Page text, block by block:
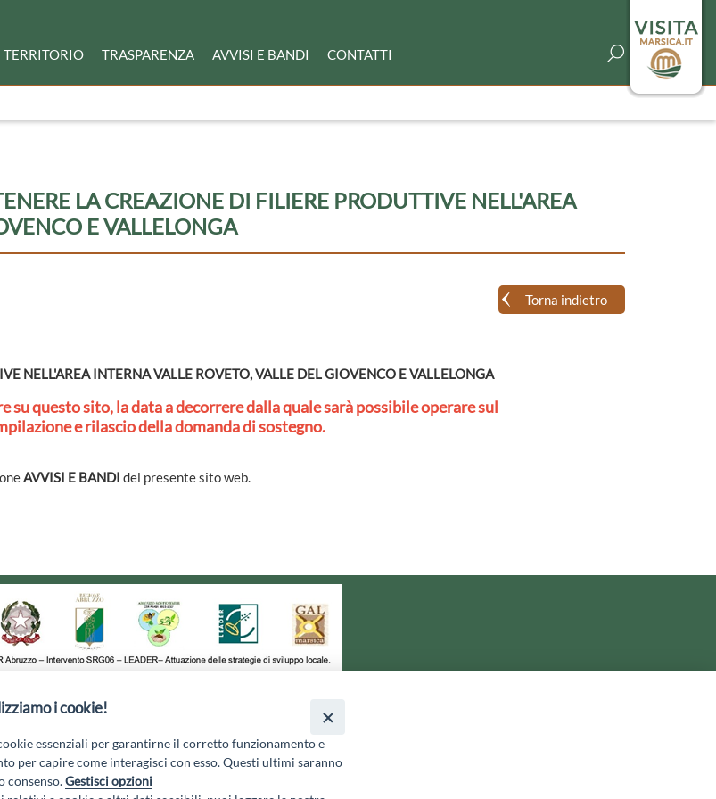
TERRITORIO TRASPARENZA AVVISI E BANDI CONTATTI
LA CREAZIONE DI FILIERE PRODUTTIVE NELL'AREA
E VALLELONGA
Torna indietro
NELL'AREA INTERNA VALLE ROVETO, VALLE DEL GIOVENCO E VALLELONGA
questo sito, la data a decorrere dalla quale sarà possibile operare sul
e rilascio della domanda di sostegno.
AVVISI E BANDI del presente sito web.
gal@marsica.it
Privacy Policy|
i cookie!
essenziali per garantirne il corretto funzionamento e
per capire come interagisci con esso. Questi ultimi saranno
consenso.Gestisci opzioni